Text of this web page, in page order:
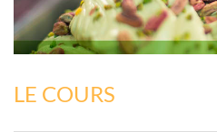
LE COURS